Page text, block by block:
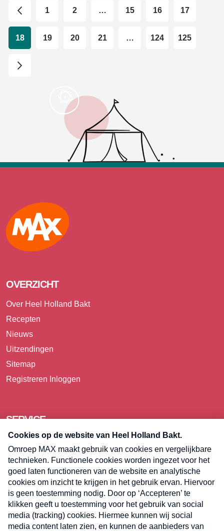
1 2 … 15 16 17
18 19 20 21 … 124 125
Max
OVERZICHT
Over Heel Holland Bakt
Recepten
Nieuws
Uitzendingen
Sitemap
Registreren Inloggen
SERVICE
Over Omroep MAX
Pers
Contact
Algemene voorwaarden
Privacyverklaring
Cookieverklaring
Kwetsbaarheid melden